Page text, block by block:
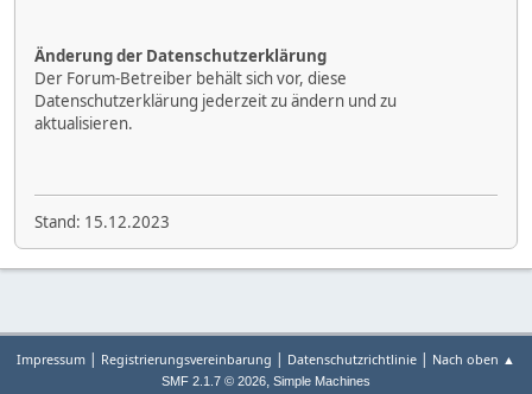
Änderung der Datenschutzerklärung
Der Forum-Betreiber behält sich vor, diese
Datenschutzerklärung jederzeit zu ändern und zu
aktualisieren.
Stand: 15.12.2023
Impressum | Registrierungsvereinbarung | Datenschutzrichtlinie | Nach oben ▲
SMF 2.1.7 © 2026, Simple Machines